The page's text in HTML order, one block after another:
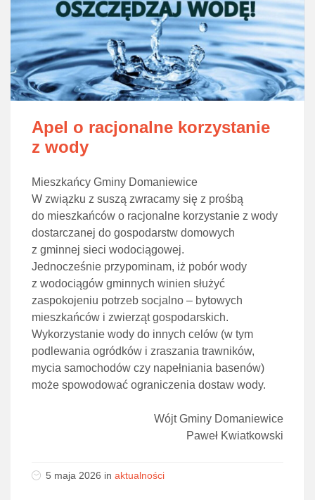
Apel o racjonalne korzystanie
z wody
Mieszkańcy Gminy Domaniewice
W związku z suszą zwracamy się z prośbą
do mieszkańców o racjonalne korzystanie z wody
dostarczanej do gospodarstw domowych
z gminnej sieci wodociągowej.
Jednocześnie przypominam, iż pobór wody
z wodociągów gminnych winien służyć
zaspokojeniu potrzeb socjalno – bytowych
mieszkańców i zwierząt gospodarskich.
Wykorzystanie wody do innych celów (w tym
podlewania ogródków i zraszania trawników,
mycia samochodów czy napełniania basenów)
może spowodować ograniczenia dostaw wody.
Wójt Gminy Domaniewice
Paweł Kwiatkowski
5 maja 2026 in aktualności